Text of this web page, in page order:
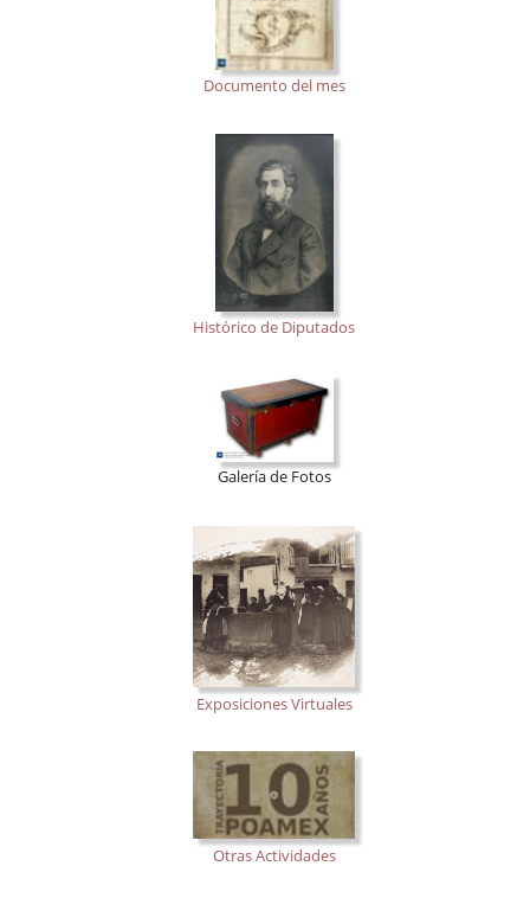
Documento del mes
Histórico de Diputados
Galería de Fotos
Exposiciones Virtuales
Otras Actividades